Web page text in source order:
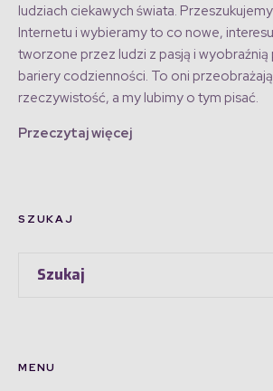
ludziach ciekawych świata.
Internetu i wybieramy to co nowe,
tworzone przez ludzi z pasją i wyobraźnią
bariery codzienności. To oni
rzeczywistość, a my lubimy o tym pisać.
Przeczytaj więcej
SZUKAJ
MENU